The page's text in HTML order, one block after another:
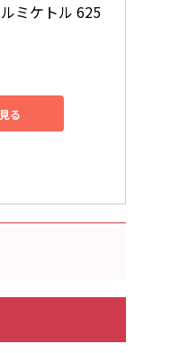
ミケトル 625
る